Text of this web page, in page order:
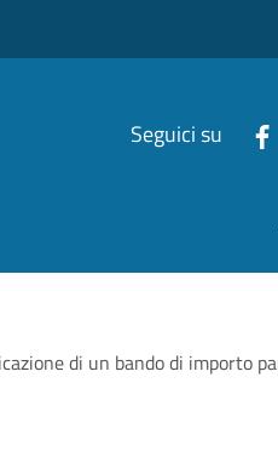
Seguici su
di un bando di importo